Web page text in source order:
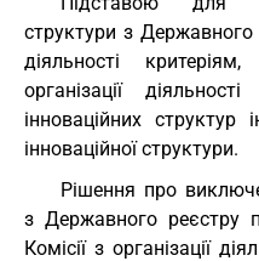
структури з Державного
діяльності
організації
інноваційних структур
інноваційної структури.
Рішення про
з Державного
Комісії з організації